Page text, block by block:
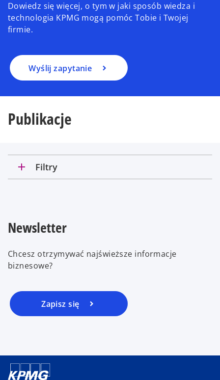
Dowiedz się więcej, o tym w jaki sposób wiedza i
technologia KPMG mogą pomóc Tobie i Twojej
firmie.
Wyślij zapytanie
Publikacje
add Filtry
Newsletter
Chcesz otrzymywać najświeższe informacje
biznesowe?
Zapisz się